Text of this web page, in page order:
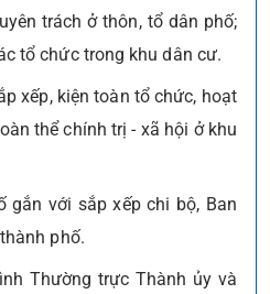
trách ở thôn, tổ dân phố;
tổ chức trong khu dân cư.
xếp, kiện toàn tổ chức, hoạt
thể chính trị - xã hội ở khu
gắn với sắp xếp chi bộ, Ban
phố.
Thường trực Thành ủy và